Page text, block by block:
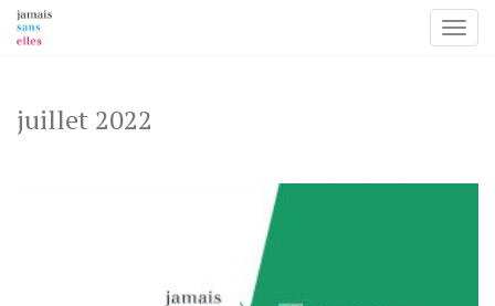
content
juillet 2022